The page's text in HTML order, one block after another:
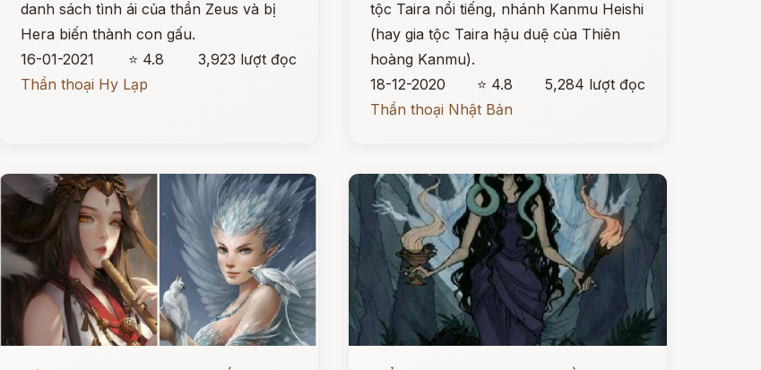
danh sách tình ái của thần Zeus và bị
Hera biến thành con gấu.
16-01-2021
⭐ 4.8
3,923 lượt đọc
Thần thoại Hy Lạp
tộc Taira nổi tiếng, nhánh Kanmu Heishi
(hay gia tộc Taira hậu duệ của Thiên
hoàng Kanmu).
18-12-2020
⭐ 4.8
5,284 lượt đọc
Thần thoại Nhật Bản
Đọc ngay